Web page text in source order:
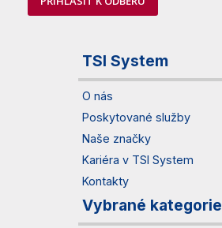
TSI System
O nás
Poskytované služby
Naše značky
Kariéra v TSI System
Kontakty
Vybrané kategorie